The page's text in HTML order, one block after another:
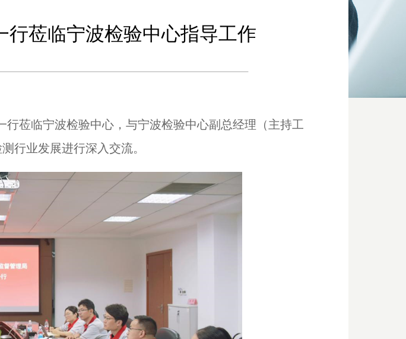
莅临宁波检验中心指导工作
莅临宁波检验中心，与宁波检验中心副总经理（主持工
行业发展进行深入交流。